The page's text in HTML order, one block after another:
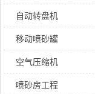
自动转盘机
移动喷砂罐
空气压缩机
喷砂房工程